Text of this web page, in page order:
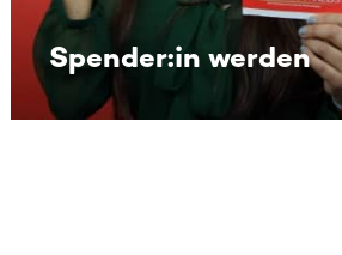
Spender:in werden